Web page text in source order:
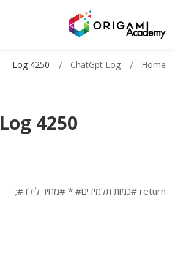
Log 4250
Home
ChatGpt Log
Log 4250
return #כמות תלמידים# * #מחיר לילד#;